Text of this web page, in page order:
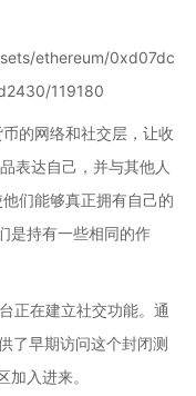
ethereum/0xd07dc
119180
的网络和社交层，让收
表达自己，并与其他人
们能够真正拥有自己的
是持有一些相同的作
正在建立社交功能。通
了早期访问这个封闭测
入进来。